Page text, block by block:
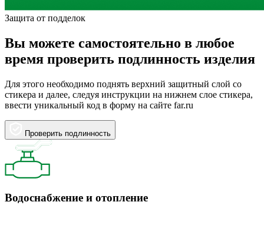
Защита от подделок
Вы можете самостоятельно в любое
время проверить подлинность изделия
Для этого необходимо поднять верхний защитный слой со
стикера и далее, следуя инструкции на нижнем слое стикера,
ввести уникальный код в форму на сайте far.ru
Проверить подлинность
Водоснабжение и отопление